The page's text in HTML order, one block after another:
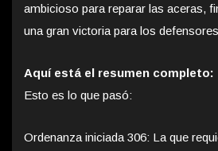
ambicioso para reparar las aceras,
una gran victoria para los
Aquí está el resumen completo:
Esto es lo que pasó:
Ordenanza iniciada 306: La que